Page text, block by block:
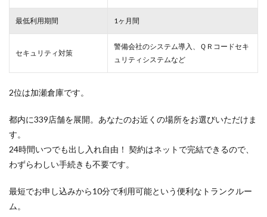
最低利用期間 1ヶ月間
セキュリティ対策
警備会社のシステム導入、ＱＲコードセキ
ュリティシステムなど
2位は加瀬倉庫です。
都内に339店舗を展開。あなたのお近くの場所をお選びいただけま
す。
24時間いつでも出し入れ自由！ 契約はネットで完結できるので、
わずらわしい手続きも不要です。
最短でお申し込みから10分で利用可能という便利なトランクルー
ム。